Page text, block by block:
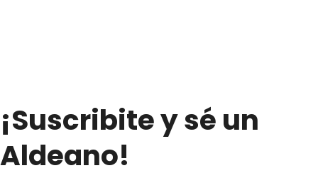
¡Suscribite y sé un
Aldeano!